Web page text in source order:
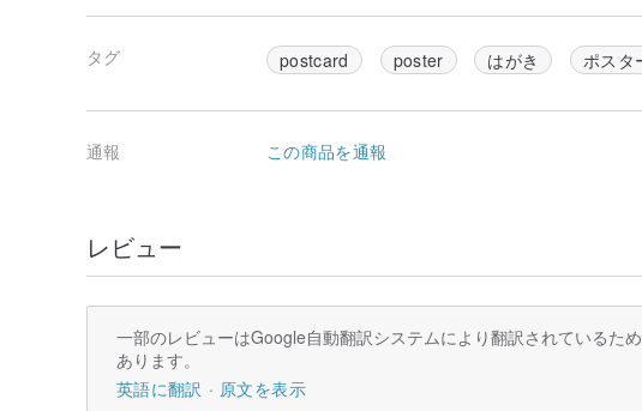
タグ postcard poster はがき ポスタ
通報 この商品を通報
レビュー
一部のレビューはGoogle自動翻訳システムにより翻訳されているた
あります。
英語に翻訳
原文を表示